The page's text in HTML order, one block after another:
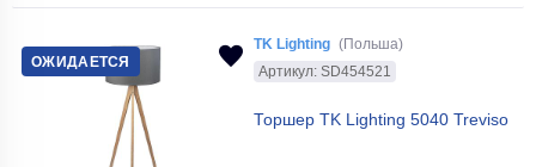
ОЖИДАЕТСЯ
TK Lighting (Польша)
Артикул: SD454521
Торшер TK Lighting 5040 Treviso